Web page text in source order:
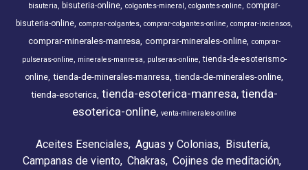
bisuteria bisuteria-online colgantes-mineral colgantes-online
comprar-
bisuteria-online comprar-colgantes comprar-colgantes-online comprar-inciensos
comprar-minerales-manresa comprar-minerales-online comprar-
pulseras-online
minerales-manresa pulseras-online tienda-de-esoterismo-
online tienda-de-minerales-manresa tienda-de-minerales-online
tienda-esoterica tienda-esoterica-manresa tienda-
esoterica-online venta-minerales-online
Aceites Esenciales Aguas y Colonias
Bisutería
Campanas de viento Chakras Cojines de meditación